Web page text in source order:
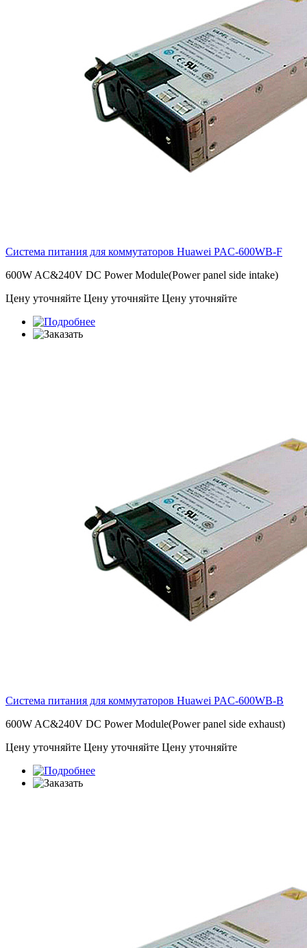
Система питания для коммутаторов Huawei PAC-600WB-F
600W AC&240V DC Power Module(Power panel side intake)
Цену уточняйте Цену уточняйте Цену уточняйте
Система питания для коммутаторов Huawei PAC-600WB-B
600W AC&240V DC Power Module(Power panel side exhaust)
Цену уточняйте Цену уточняйте Цену уточняйте